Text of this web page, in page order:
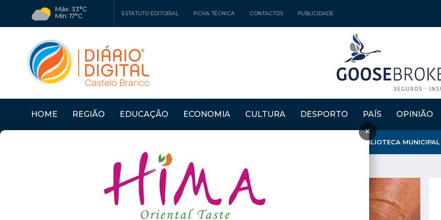
Máx: 33°C
Mín: 17°C
ESTATUTO EDITORIAL FICHA TÉCNICA CONTACTOS PUBLICIDADE
HOME REGIÃO EDUCAÇÃO ECONOMIA CULTURA DESPORTO PAÍS OPINIÃO
×
"PRÉMIO MARIA JOSÉ MOURA" ATRIBUIU MENÇÃO HONROSA À BIBLIOTECA